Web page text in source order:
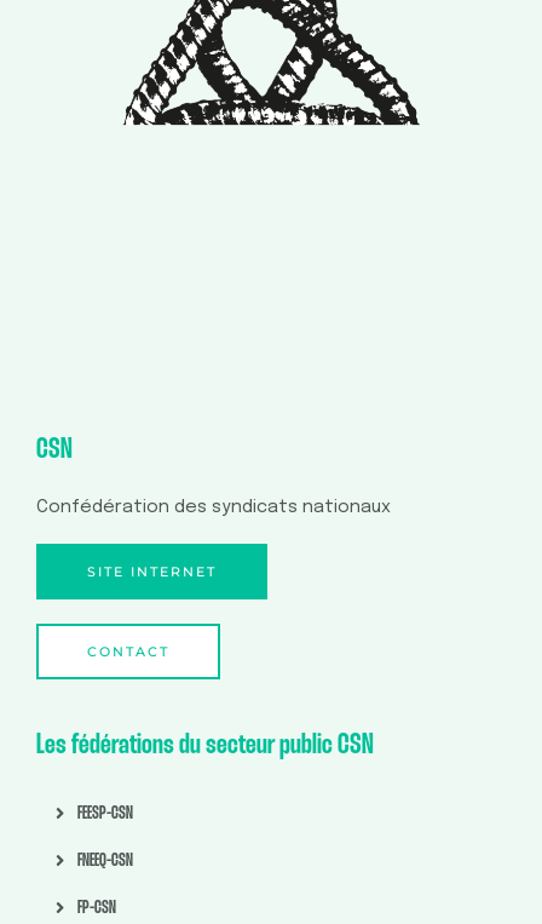
CSN
Confédération des syndicats nationaux
SITE INTERNET
CONTACT
Les fédérations du secteur public CSN
FEESP-CSN
FNEEQ-CSN
FP-CSN